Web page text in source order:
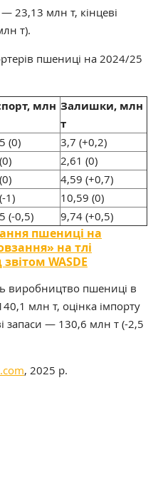
23,13 млн т, кінцеві
т).
пшениці на 2024/25
млн Залишки, млн
т
(0)
3,7 (+0,2)
2,61 (0)
4,59 (+0,7)
1)
10,59 (0)
(-0,5) 9,74 (+0,5)
пшениці на
на тлі
WASDE
виробництво пшениці в
млн т, оцінка імпорту
запаси — 130,6 млн т (-2,5
, 2025 р.